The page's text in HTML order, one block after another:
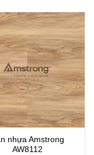
nhựa Amstrong
AW8112